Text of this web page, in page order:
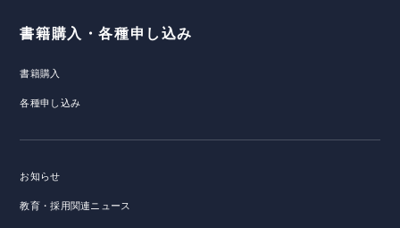
書籍購入・各種申し込み
書籍購入
各種申し込み
お知らせ
教育・採用関連ニュース